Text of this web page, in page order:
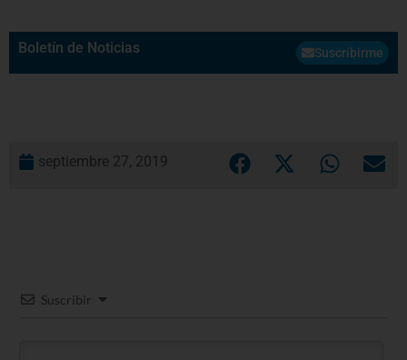
Boletín de Noticias Suscribirme
septiembre 27, 2019
Suscribir